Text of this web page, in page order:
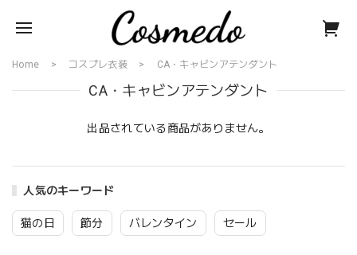
人気のキーワード
猫の日 節分 バレンタイン セール
Home コスプレ衣装 CA・キャビンアテンダント
CA・キャビンアテンダント
出品されている商品がありません。